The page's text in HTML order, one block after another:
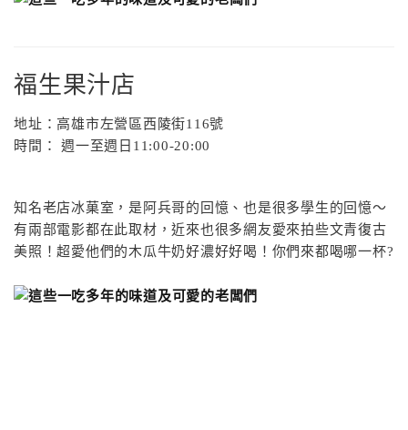
福生果汁店
地址：高雄市左營區西陵街116號
時間： 週一至週日11:00-20:00
知名老店冰菓室，是阿兵哥的回憶、也是很多學生的回憶～
有兩部電影都在此取材，近來也很多網友愛來拍些文青復古
美照！超愛他們的木瓜牛奶好濃好好喝！你們來都喝哪一杯?